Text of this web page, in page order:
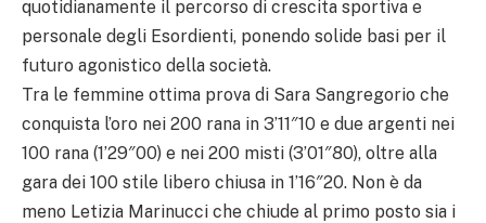
quotidianamente il percorso di crescita sportiva e
personale degli Esordienti, ponendo solide basi per il
futuro agonistico della società.
Tra le femmine ottima prova di Sara Sangregorio che
conquista l’oro nei 200 rana in 3’11″10 e due argenti nei
100 rana (1’29″00) e nei 200 misti (3’01″80), oltre alla
gara dei 100 stile libero chiusa in 1’16″20. Non è da
meno Letizia Marinucci che chiude al primo posto sia i